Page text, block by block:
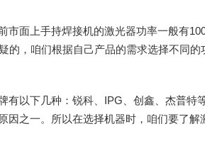
市面上手持焊接机的激光器功率一般有
的，咱们根据自己产品的需求选择不同的
有以下几种：锐科、IPG、创鑫、杰普特
因之一。所以在选择机器时，咱们要了解